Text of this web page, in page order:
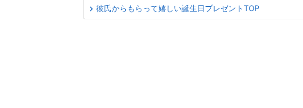
彼氏からもらって嬉しい誕生日プレゼントTOP